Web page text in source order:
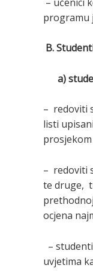
programu
B.
a)
– redoviti
listi
– redoviti
te druge,
ocjena
–
uvjetima